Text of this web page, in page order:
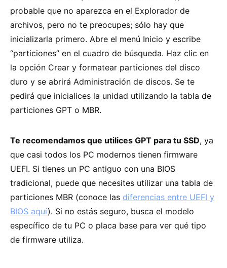
probable que no aparezca en el Explorador de
archivos, pero no te preocupes; sólo hay que
inicializarla primero. Abre el menú Inicio y escribe
“particiones” en el cuadro de búsqueda. Haz clic en
la opción Crear y formatear particiones del disco
duro y se abrirá Administración de discos. Se te
pedirá que inicialices la unidad utilizando la tabla de
particiones GPT o MBR.
Te recomendamos que utilices GPT para tu SSD, ya
que casi todos los PC modernos tienen firmware
UEFI. Si tienes un PC antiguo con una BIOS
tradicional, puede que necesites utilizar una tabla de
particiones MBR (conoce las diferencias entre UEFI y
BIOS aquí). Si no estás seguro, busca el modelo
específico de tu PC o placa base para ver qué tipo
de firmware utiliza.